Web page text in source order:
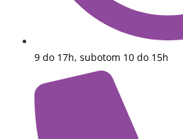
9 do 17h, subotom 10 do 15h